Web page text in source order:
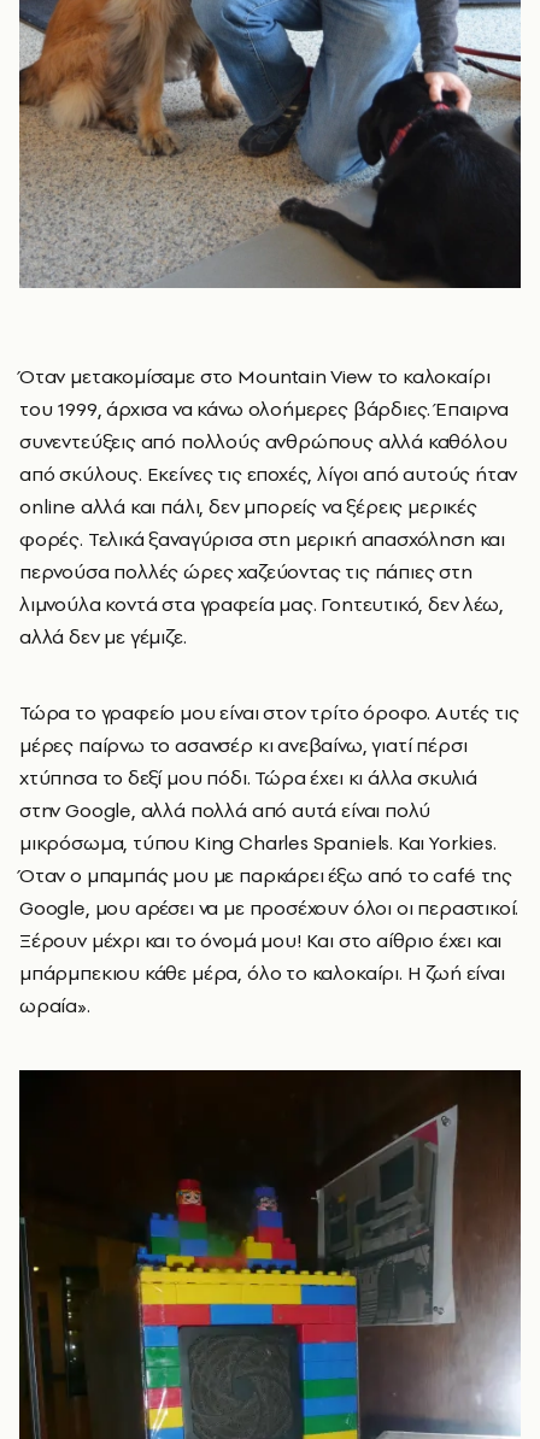
Όταν μετακομίσαμε στο Mountain View το καλοκαίρι
του 1999, άρχισα να κάνω ολοήμερες βάρδιες. Έπαιρνα
συνεντεύξεις από πολλούς ανθρώπους αλλά καθόλου
από σκύλους. Εκείνες τις εποχές, λίγοι από αυτούς ήταν
online αλλά και πάλι, δεν μπορείς να ξέρεις μερικές
φορές. Τελικά ξαναγύρισα στη μερική απασχόληση και
περνούσα πολλές ώρες χαζεύοντας τις πάπιες στη
λιμνούλα κοντά στα γραφεία μας. Γοητευτικό, δεν λέω,
αλλά δεν με γέμιζε.
Τώρα το γραφείο μου είναι στον τρίτο όροφο. Αυτές τις
μέρες παίρνω το ασανσέρ κι ανεβαίνω, γιατί πέρσι
χτύπησα το δεξί μου πόδι. Τώρα έχει κι άλλα σκυλιά
στην Google, αλλά πολλά από αυτά είναι πολύ
μικρόσωμα, τύπου King Charles Spaniels. Και Yorkies.
Όταν ο μπαμπάς μου με παρκάρει έξω από το café της
Google, μου αρέσει να με προσέχουν όλοι οι περαστικοί.
Ξέρουν μέχρι και το όνομά μου! Και στο αίθριο έχει και
μπάρμπεκιου κάθε μέρα, όλο το καλοκαίρι. Η ζωή είναι
ωραία».